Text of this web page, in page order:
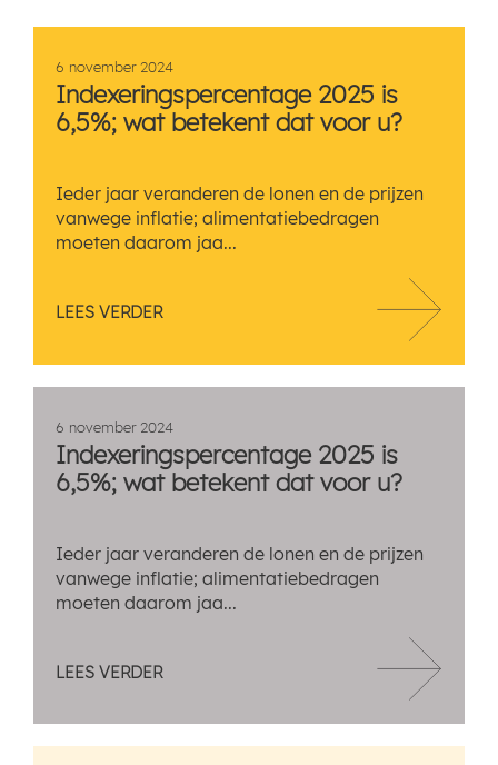
6 november 2024
Indexeringspercentage 2025 is
6,5%; wat betekent dat voor u?
Ieder jaar veranderen de lonen en de prijzen
vanwege inflatie; alimentatiebedragen
moeten daarom jaa...
LEES VERDER
6 november 2024
Indexeringspercentage 2025 is
6,5%; wat betekent dat voor u?
Ieder jaar veranderen de lonen en de prijzen
vanwege inflatie; alimentatiebedragen
moeten daarom jaa...
LEES VERDER